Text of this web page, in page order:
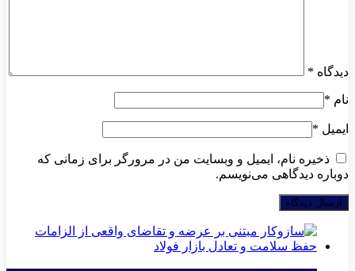
دیدگاه *
نام *
ایمیل *
ذخیره نام، ایمیل و وبسایت من در مرورگر برای زمانی که
دوباره دیدگاهی می‌نویسم.